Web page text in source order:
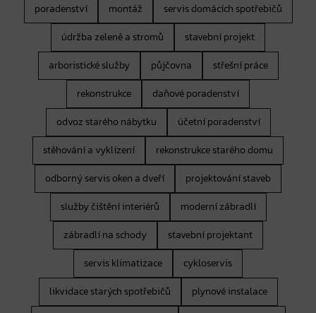
poradenství
montáž
servis domácích spotřebičů
údržba zeleně a stromů
stavební projekt
arboristické služby
půjčovna
střešní práce
rekonstrukce
daňové poradenství
odvoz starého nábytku
účetní poradenství
stěhování a vyklízení
rekonstrukce starého domu
odborný servis oken a dveří
projektování staveb
služby čištění interiérů
moderní zábradlí
zábradlí na schody
stavební projektant
servis klimatizace
cykloservis
likvidace starých spotřebičů
plynové instalace